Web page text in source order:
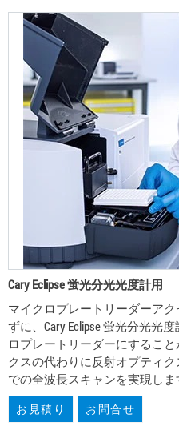
Cary Eclipse 蛍光分光光度計用
マイクロプレートリーダーア
ずに、Cary Eclipse 蛍光分光光
ロプレートリーダーにするこ
クスの代わりに反射オプティ
での全波長スキャンを実現しま
お見積り お問合せ